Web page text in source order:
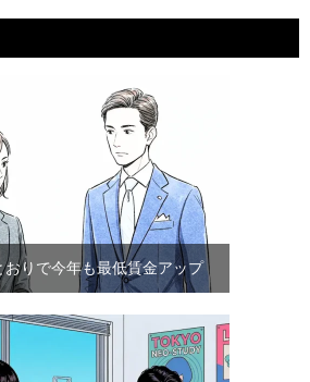
おりで今年も最低賃金アップ